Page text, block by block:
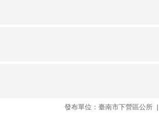
發布單位：臺南市下營區公所